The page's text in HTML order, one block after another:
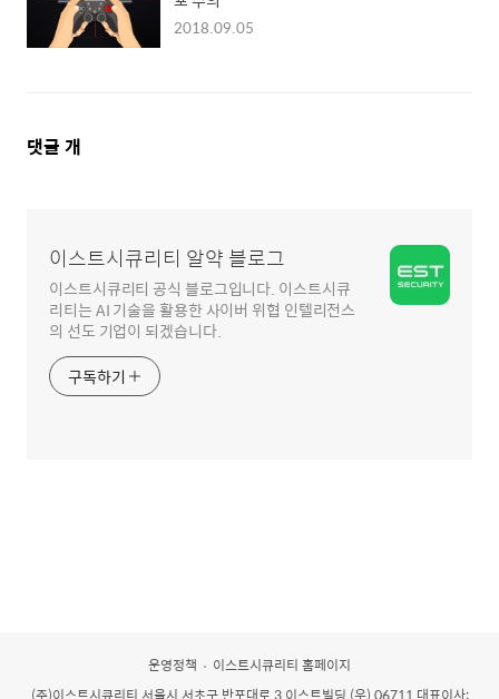
2018.09.05
댓
댓글 개
이스트시큐리티 알약 블로그
이스트시큐리티 공식 블로그입니다. 이스트시큐
리티는 AI 기술을 활용한 사이버 위협 인텔리전스
의 선도 기업이 되겠습니다.
구독하기
운영정책
이스트시큐리티 홈페이지